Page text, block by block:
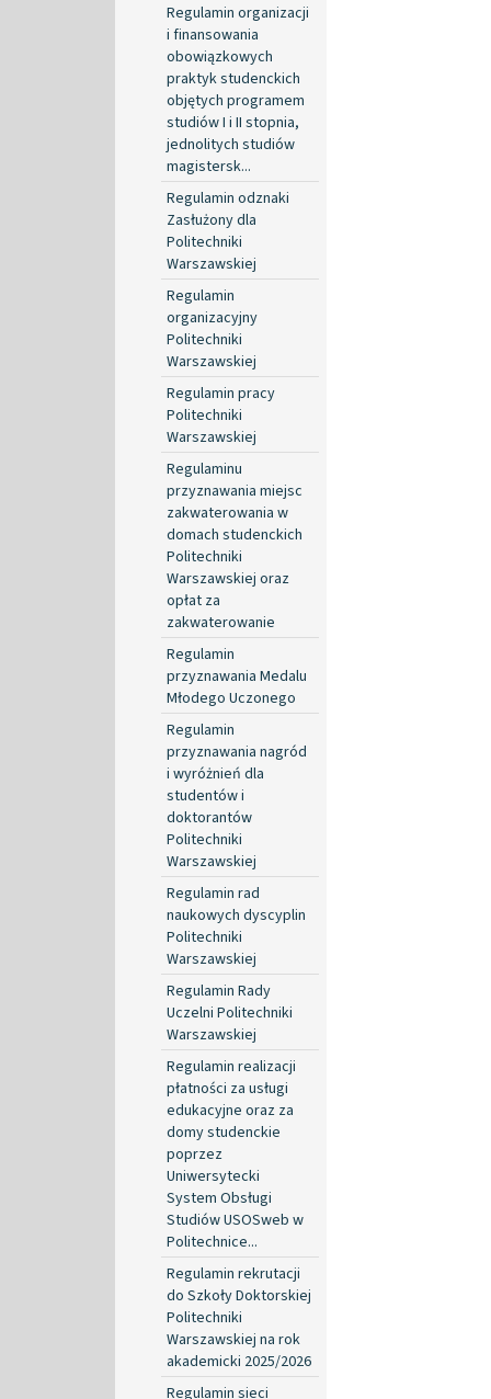
Regulamin organizacji
i finansowania
obowiązkowych
praktyk studenckich
objętych programem
studiów I i II stopnia,
jednolitych studiów
magistersk...
Regulamin odznaki
Zasłużony dla
Politechniki
Warszawskiej
Regulamin
organizacyjny
Politechniki
Warszawskiej
Regulamin pracy
Politechniki
Warszawskiej
Regulaminu
przyznawania miejsc
zakwaterowania w
domach studenckich
Politechniki
Warszawskiej oraz
opłat za
zakwaterowanie
Regulamin
przyznawania Medalu
Młodego Uczonego
Regulamin
przyznawania nagród
i wyróżnień dla
studentów i
doktorantów
Politechniki
Warszawskiej
Regulamin rad
naukowych dyscyplin
Politechniki
Warszawskiej
Regulamin Rady
Uczelni Politechniki
Warszawskiej
Regulamin realizacji
płatności za usługi
edukacyjne oraz za
domy studenckie
poprzez
Uniwersytecki
System Obsługi
Studiów USOSweb w
Politechnice...
Regulamin rekrutacji
do Szkoły Doktorskiej
Politechniki
Warszawskiej na rok
akademicki 2025/2026
Regulamin sieci